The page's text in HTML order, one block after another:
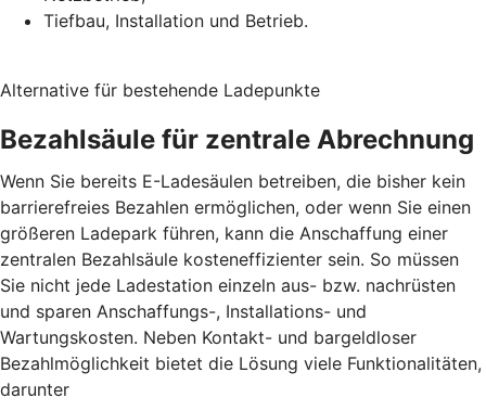
Tiefbau, Installation und Betrieb.
Alternative für bestehende Ladepunkte
Bezahlsäule für zentrale Abrechnung
Wenn Sie bereits E-Ladesäulen betreiben, die bisher kein
barrierefreies Bezahlen ermöglichen, oder wenn Sie einen
größeren Ladepark führen, kann die Anschaffung einer
zentralen Bezahlsäule kosteneffizienter sein. So müssen
Sie nicht jede Ladestation einzeln aus- bzw. nachrüsten
und sparen Anschaffungs-, Installations- und
Wartungskosten. Neben Kontakt- und bargeldloser
Bezahlmöglichkeit bietet die Lösung viele Funktionalitäten,
darunter